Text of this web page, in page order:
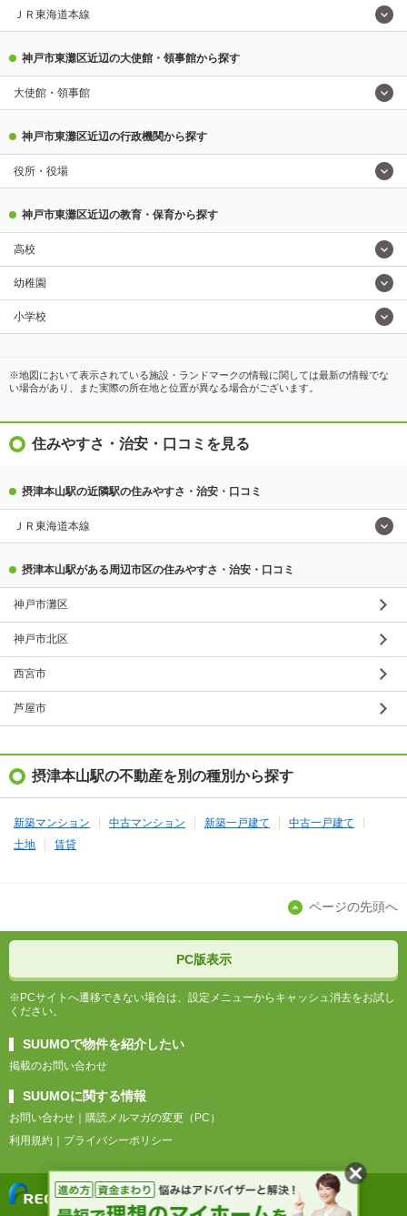
ＪＲ東海道本線
神戸市東灘区近辺の大使館・領事館から探す
大使館・領事館
神戸市東灘区近辺の行政機関から探す
役所・役場
神戸市東灘区近辺の教育・保育から探す
高校
幼稚園
小学校
※地図において表示されている施設・ランドマークの情報に関しては最新の情報でな
い場合があり、また実際の所在地と位置が異なる場合がございます。
住みやすさ・治安・口コミを見る
摂津本山駅の近隣駅の住みやすさ・治安・口コミ
ＪＲ東海道本線
摂津本山駅がある周辺市区の住みやすさ・治安・口コミ
神戸市灘区
神戸市北区
西宮市
芦屋市
摂津本山駅の不動産を別の種別から探す
新築マンション 中古マンション 新築一戸建て
中古一戸建て
土地
賃貸
ページの先頭へ
PC版表示
※PCサイトへ遷移できない場合は、設定メニューからキャッシュ消去をお試し
ください。
SUUMOで物件を紹介したい
掲載のお問い合わせ
SUUMOに関する情報
お問い合わせ
購読メルマガの変更（PC）
利用規約
プライバシーポリシー